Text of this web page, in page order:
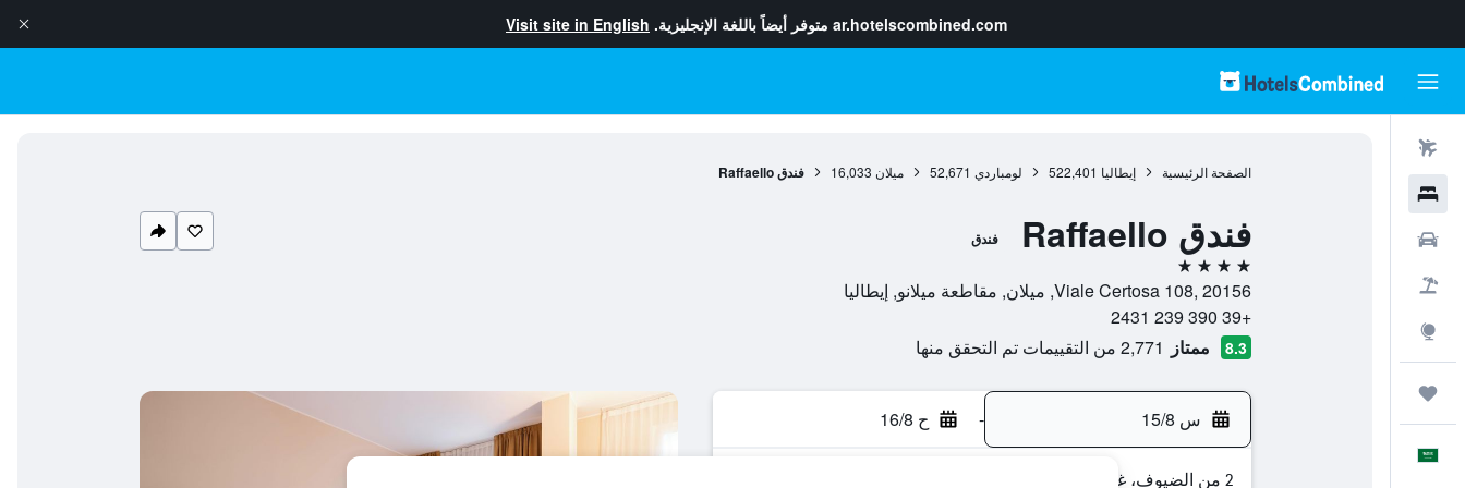
ar.hotelscombined.com متوفر أيضاً باللغة الإنجليزية. Visit site in English
الصفحة الرئيسية إيطاليا 522,401 لومباردي 52,671 ميلان 16,033 فندق Raffaello
فندق Raffaello فندق
4 نجوم
Viale Certosa 108, 20156, ميلان, مقاطعة ميلانو, إيطاليا
+39 390 239 2431
8.3 ممتاز 2,771 من التقييمات تم التحقق منها
س 15/8 - ح 16/8
2 من الضيوف، غرفة واحدة